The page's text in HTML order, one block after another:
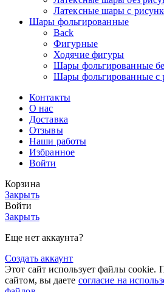
Латексные шары с
Шары фольгированные
Back
Фигурные
Ходячие фигуры
Шары фольгированные
Шары фольгированные с
Контакты
О нас
Доставка
Отзывы
Наши работы
Избранное
Войти
Корзина
Закрыть
Войти
Закрыть
Еще нет аккаунта?
Создать аккаунт
Этот сайт использует файлы cookie.
сайтом, вы даете согласие на